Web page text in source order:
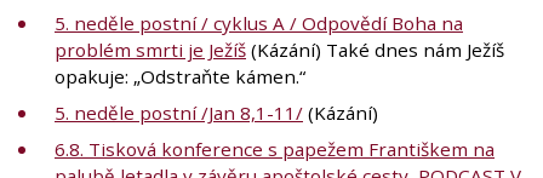
5. neděle postní / cyklus A / Odpovědí Boha na
problém smrti je Ježíš (Kázání) Také dnes nám Ježíš
opakuje: „Odstraňte kámen.“
5. neděle postní /Jan 8,1-11/ (Kázání)
6.8. Tisková konference s papežem Františkem na